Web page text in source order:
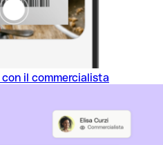
il commercialista